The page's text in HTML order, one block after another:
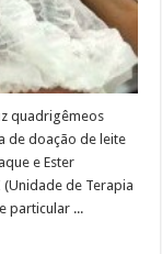
quadrigêmeos
de doação de leite
e Ester
de Terapia
particular ...